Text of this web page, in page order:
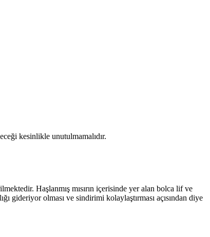
kesinlikle unutulmamalıdır.
Haşlanmış mısırın içerisinde yer alan bolca lif ve
gideriyor olması ve sindirimi kolaylaştırması açısından diye